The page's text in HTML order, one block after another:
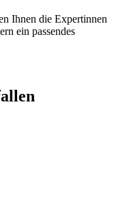
Ihnen die Expertinnen
ein passendes